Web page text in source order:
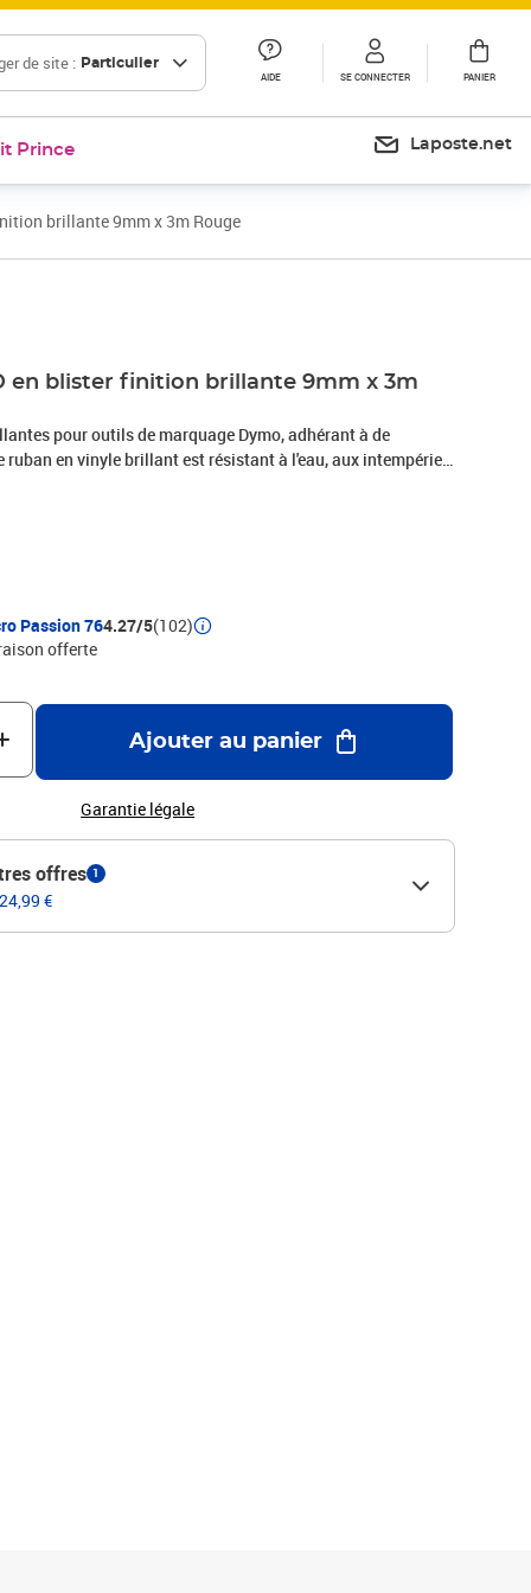
de site : Particulier
AIDE SE CONNECTER PANIER
Prince Laposte.net
brillante 9mm x 3m Rouge
en blister finition brillante 9mm x 3m
pour outils de marquage Dymo, adhérant à de
ruban en vinyle brillant est résistant à l'eau, aux intempéries,
des produits chimiques. Code Produit : 520102 Code EAN :
Passion 764.27/5(102)
offerte
Ajouter au panier
Garantie légale
offres 1
€